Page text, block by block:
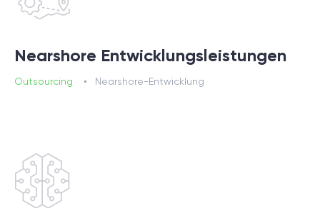
Nearshore Entwicklungsleistungen
Outsourcing Nearshore-Entwicklung